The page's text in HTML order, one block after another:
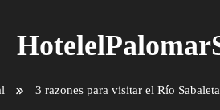
3 razones para visitar el Río